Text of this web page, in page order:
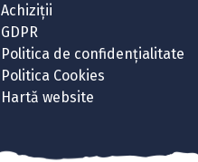
Achiziții
GDPR
Politica de confidențialitate
Politica Cookies
Hartă website